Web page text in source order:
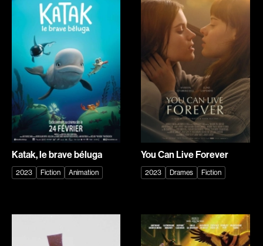
Boutet Richard
Bouvier François
Bradshaw John
Brassard André
Brassard Marie
Brault François
Brault Virginie
Brault Michel
Brennan Jason
Briand Manon
Brie Claude
Brisson François
Broca Philippe de
Brodeur-Desrosiers Sandrine
Cabrera Dominique
Cadrin-Rossignol Iolande
Calderon Philippe
Campeau Éric
Cantet Laurent
Carle Gilles
Carmody Don
Caron Michel
Katak, le brave béluga
2023 Fiction Animation
You Can Live Forever
2023 Drames Fiction